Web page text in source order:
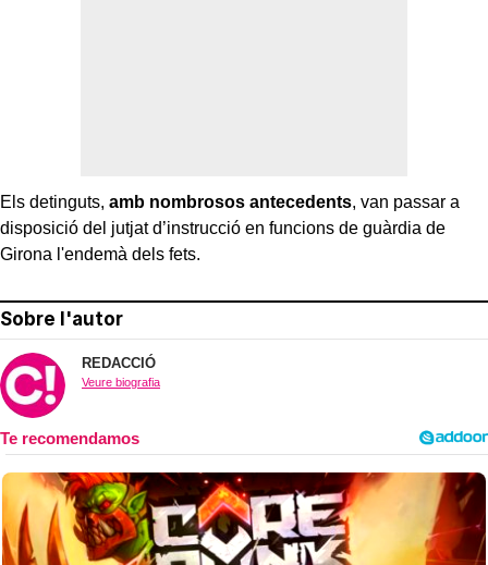
Els detinguts, amb nombrosos antecedents, van passar a
disposició del jutjat d’instrucció en funcions de guàrdia de
Girona l'endemà dels fets.
Sobre l'autor
REDACCIÓ
Veure biografia